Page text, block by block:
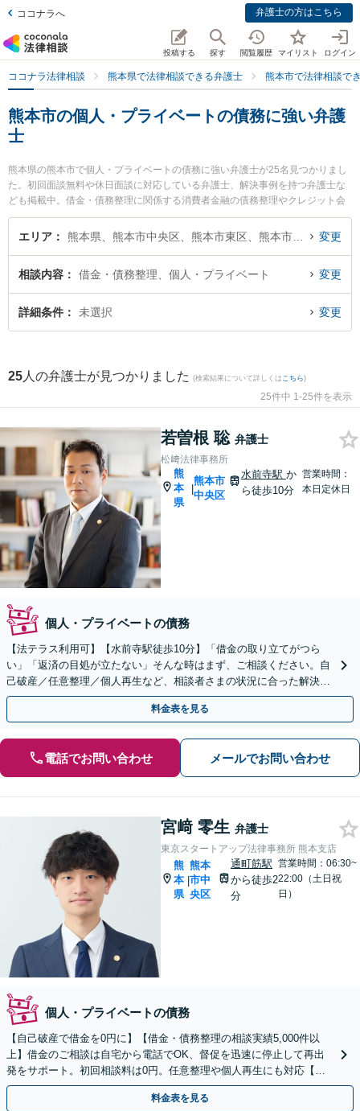
ココナラへ 弁護士の方はこちら
投稿する 探す 閲覧履歴 マイリスト ログイン
ココナラ法律相談 熊本県で法律相談できる弁護士 熊本市で法律相談で
熊本市の個人・プライベートの債務に強い弁護
士
熊本県の熊本市で個人・プライベートの債務に強い弁護士が25名見つかりまし
た。初回面談無料や休日面談に対応している弁護士、解決事例を持つ弁護士な
ども掲載中。借金・債務整理に関係する消費者金融の債務整理やクレジット会
社の債務整理、リボ払いの債務整理等の細かな分野での絞り込み検索もでき便
利です。特に松﨑法律事務所の若曽根 聡弁護士や東京スタートアップ法律事務
夜間に発生した個人・プライベートの債務のトラブルを今すぐに弁護士に相談
したい』『個人・プライベートの債務のトラブル解決の実績豊富な近くの弁護
士を検索したい』『初回相談無料で個人・プライベートの債務を法律相談でき
エリア 変更
相談内容 借金・債務整理、個人・プライベート 変更
詳細条件 未選択 変更
25 人の弁護士が見つかりました (検索結果について詳しくは こちら)
25件中 1-25件を表示
若曽根 聡 弁護士
松﨑法律事務所
熊
本
県
|
熊本市
中央区
水前寺駅 か
ら徒歩10分
営業時間：
本日定休日
個人・プライベートの債務
【法テラス利用可】【水前寺駅徒歩10分】「借金の取り立てがつら
い」「返済の目処が立たない」そんな時はまず、ご相談ください。自
己破産／任意整理／個人再生など、相談者さまの状況に合った解決方
法をご提案します。【休日・夜間予約相談可】
料金表を見る
電話でお問い合わせ メールでお問い合わせ
宮﨑 零生 弁護士
東京スタートアップ法律事務所 熊本支店
熊
本
県
|
熊本
市中
央区
通町筋駅
から徒歩2
分
営業時間：06:30~
22:00（土日祝
日）
個人・プライベートの債務
【自己破産で借金を0円に】【借金・債務整理の相談実績5,000件以
上】借金のご相談は自宅から電話でOK、督促を迅速に停止して再出
発をサポート。初回相談料は0円。任意整理や個人再生にも対応【土
日祝日・夜間も相談受付】【費用の分割払い可】
料金表を見る